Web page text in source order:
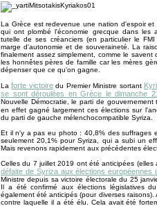
La Grèce est redevenue une nation d'espoir
qui ont plombé l'économie grecque dans
tutelle de ses créanciers (en particulier le
marge d'autonomie et de souveraineté. La
finalement assez simplement, comme le
les honnêtes pères de famille car les mères
dépenser que ce qu'on gagne.
Laforte victoiredu Premier Ministre sortant
se sont déroulées en Grèce le dimanche
Nouvelle Démocratie, le parti de
en effet gagné largement ces élections sur
du parti de gauche mélenchocompatible Syriza.
Et il n'y a pas eu photo : 40,8% des suffrages
seulement 20,1% pour Syriza, qui a subi un
Mais revenons rapidement aux précédentes
Celles du 7 juillet 2019 ont été anticipées
défaite de Syriza aux élections européennes
Ministre depuis sa victoire électorale du 25
Il a été confirmé aux élections législatives
également été anticipés (pour diverses
contre laquelle il a été élu. Cela avait été